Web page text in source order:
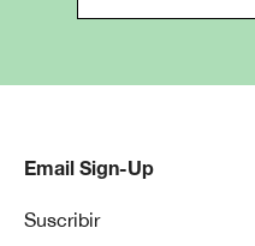
Email Sign-Up
Suscribir